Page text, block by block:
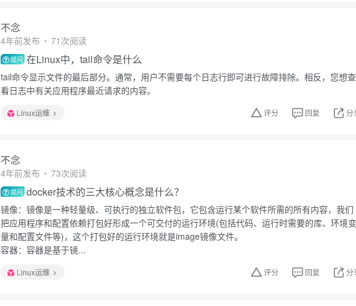
不念
4年前发布 71次阅读
提问 在Linux中，tail命令是什么
tail命令显示文件的最后部分。通常，用户不需要每个日志行即可进行故障排除。相反，您想查
看日志中有关应用程序最近请求的内容。
Linux运维 评分 回复 分
不念
4年前发布 73次阅读
提问 docker技术的三大核心概念是什么？
镜像：镜像是一种轻量级、可执行的独立软件包，它包含运行某个软件所需的所有内容，我们
把应用程序和配置依赖打包好形成一个可交付的运行环境(包括代码、运行时需要的库、环境变
量和配置文件等)，这个打包好的运行环境就是image镜像文件。
容器：容器是基于镜...
Linux运维 评分 回复 分